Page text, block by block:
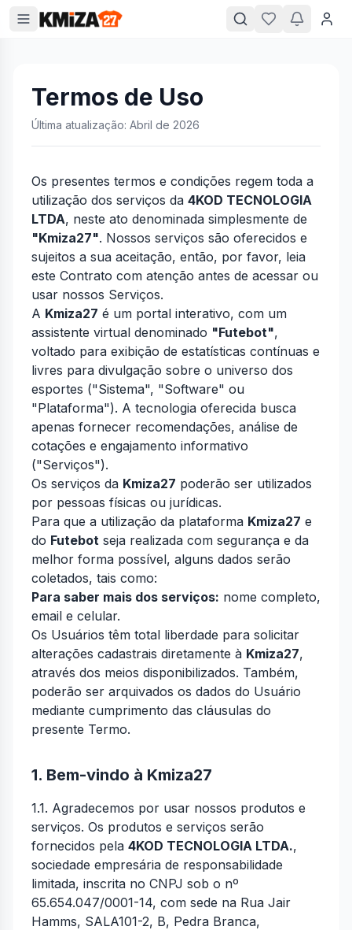
Termos de Uso
Última atualização: Abril de 2026
Os presentes termos e condições regem toda a
utilização dos serviços da 4KOD TECNOLOGIA
LTDA, neste ato denominada simplesmente de
"Kmiza27". Nossos serviços são oferecidos e
sujeitos a sua aceitação, então, por favor, leia
este Contrato com atenção antes de acessar ou
usar nossos Serviços.
A Kmiza27 é um portal interativo, com um
assistente virtual denominado "Futebot",
voltado para exibição de estatísticas contínuas e
livres para divulgação sobre o universo dos
esportes ("Sistema", "Software" ou
"Plataforma"). A tecnologia oferecida busca
apenas fornecer recomendações, análise de
cotações e engajamento informativo
("Serviços").
Os serviços da Kmiza27 poderão ser utilizados
por pessoas físicas ou jurídicas.
Para que a utilização da plataforma Kmiza27 e
do Futebot seja realizada com segurança e da
melhor forma possível, alguns dados serão
coletados, tais como:
Para saber mais dos serviços: nome completo,
email e celular.
Os Usuários têm total liberdade para solicitar
alterações cadastrais diretamente à Kmiza27,
através dos meios disponibilizados. Também,
poderão ser arquivados os dados do Usuário
mediante cumprimento das cláusulas do
presente Termo.
1. Bem-vindo à Kmiza27
1.1. Agradecemos por usar nossos produtos e
serviços. Os produtos e serviços serão
fornecidos pela 4KOD TECNOLOGIA LTDA.,
sociedade empresária de responsabilidade
limitada, inscrita no CNPJ sob o nº
65.654.047/0001-14, com sede na Rua Jair
Hamms, SALA101-2, B, Pedra Branca,